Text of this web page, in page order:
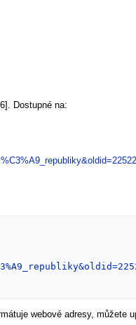
Dostupné na:
webové adresy, můžete